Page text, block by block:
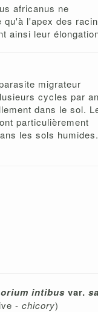
africanus ne
qu'à l'apex des
ainsi leur
migrateur
cycles par
dans le sol.
particulièrement
les sols humides.
intibus var.
- chicory)